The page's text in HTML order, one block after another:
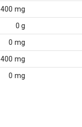
400 mg
0 g
0 mg
400 mg
0 mg